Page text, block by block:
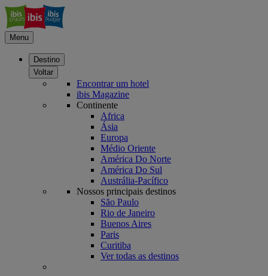
Menu
Destino
Voltar
Encontrar um hotel
ibis Magazine
Continente
Africa
Ásia
Europa
Médio Oriente
América Do Norte
América Do Sul
Austrália-Pacífico
Nossos principais destinos
São Paulo
Rio de Janeiro
Buenos Aires
Paris
Curitiba
Ver todas as destinos